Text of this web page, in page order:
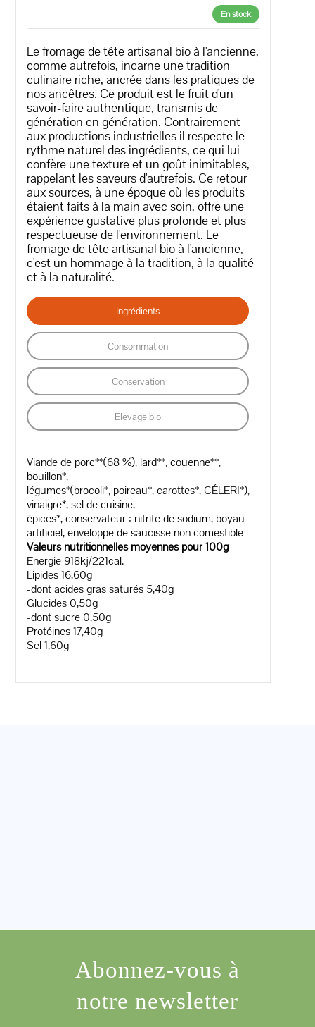
En stock
Le fromage de tête artisanal bio à l'ancienne,
comme autrefois, incarne une tradition
culinaire riche, ancrée dans les pratiques de
nos ancêtres. Ce produit est le fruit d'un
savoir-faire authentique, transmis de
génération en génération. Contrairement
aux productions industrielles il respecte le
rythme naturel des ingrédients, ce qui lui
confère une texture et un goût inimitables,
rappelant les saveurs d'autrefois. Ce retour
aux sources, à une époque où les produits
étaient faits à la main avec soin, offre une
expérience gustative plus profonde et plus
respectueuse de l'environnement. Le
fromage de tête artisanal bio à l'ancienne,
c'est un hommage à la tradition, à la qualité
et à la naturalité.
Ingrédients
Consommation
Conservation
Elevage bio
Viande de porc**(68 %), lard**, couenne**,
bouillon*,
légumes*(brocoli*, poireau*, carottes*, CÉLERI*),
vinaigre*, sel de cuisine,
épices*, conservateur : nitrite de sodium, boyau
artificiel, enveloppe de saucisse non comestible
Valeurs nutritionnelles moyennes pour 100g
Energie 918kj/221cal.
Lipides 16,60g
-dont acides gras saturés 5,40g
Glucides 0,50g
-dont sucre 0,50g
Protéines 17,40g
Sel 1,60g
Abonnez-vous à
notre newsletter